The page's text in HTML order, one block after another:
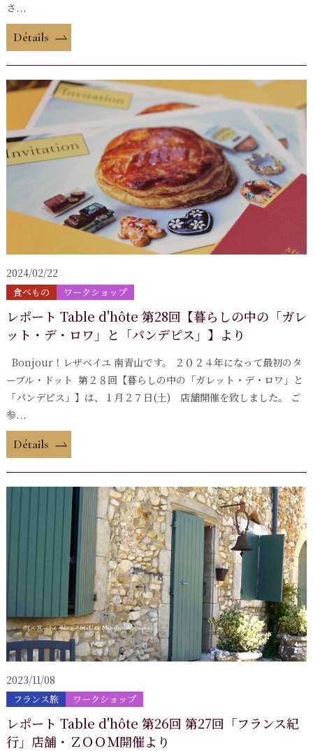
さ...
Détails
2024/02/22
食べもの ワークショップ
レポート Table d'hôte 第28回【暮らしの中の「ガレ
ット・デ・ロワ」と「パンデピス」】より
Bonjour！レザベイユ 南青山です。 ２０２４年になって最初のタ
ーブル・ドット 第２８回【暮らしの中の「ガレット・デ・ロワ」と
「パンデピス」】は、１月２７日(土) 店舗開催を致しました。 ご
参...
Détails
2023/11/08
フランス旅 ワークショップ
レポート Table d'hôte 第26回 第27回「フランス紀
行」店舗・ＺＯＯＭ開催より